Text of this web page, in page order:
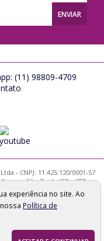
ENVIAR
(11) 98809-4709
- CNPJ: 11.425.120/0001-57
- São Paulo/SP - CEP:
de pagamento
para nossa loja física e
Imagens meramente
experiência no site. Ao
Política de